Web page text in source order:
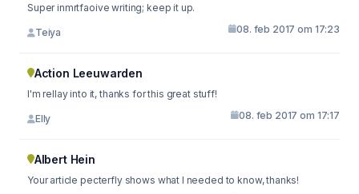
Super inmrtfaoive writing; keep it up.
Teiya 08. feb 2017 om 17:23
Action Leeuwarden
I'm rellay into it, thanks for this great stuff!
Elly 08. feb 2017 om 17:17
Albert Hein
Your article pecterfly shows what I needed to know, thanks!